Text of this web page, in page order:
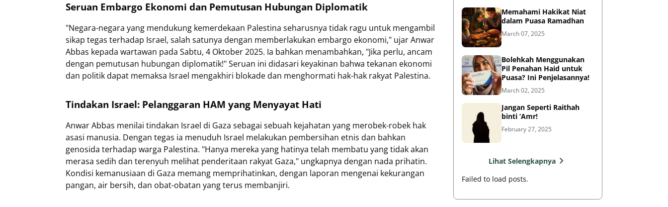
Seruan Embargo Ekonomi dan Pemutusan Hubungan Diplomatik
"Negara-negara yang mendukung kemerdekaan Palestina seharusnya tidak ragu untuk mengambil
sikap tegas terhadap Israel, salah satunya dengan memberlakukan embargo ekonomi," ujar Anwar
Abbas kepada wartawan pada Sabtu, 4 Oktober 2025. Ia bahkan menambahkan, "Jika perlu, ancam
dengan pemutusan hubungan diplomatik!" Seruan ini didasari keyakinan bahwa tekanan ekonomi
dan politik dapat memaksa Israel mengakhiri blokade dan menghormati hak-hak rakyat Palestina.
Tindakan Israel: Pelanggaran HAM yang Menyayat Hati
Anwar Abbas menilai tindakan Israel di Gaza sebagai sebuah kejahatan yang merobek-robek hak
asasi manusia. Dengan tegas ia menuduh Israel melakukan pembersihan etnis dan bahkan
genosida terhadap warga Palestina. "Hanya mereka yang hatinya telah membatu yang tidak akan
merasa sedih dan terenyuh melihat penderitaan rakyat Gaza," ungkapnya dengan nada prihatin.
Kondisi kemanusiaan di Gaza memang memprihatinkan, dengan laporan mengenai kekurangan
pangan, air bersih, dan obat-obatan yang terus membanjiri.
Memahami Hakikat Niat
dalam Puasa Ramadhan
March 07, 2025
Bolehkah Menggunakan
Pil Penahan Haid untuk
Puasa? Ini Penjelasannya!
March 02, 2025
Jangan Seperti Raithah
binti ‘Amr!
February 27, 2025
Lihat Selengkapnya
Failed to load posts.